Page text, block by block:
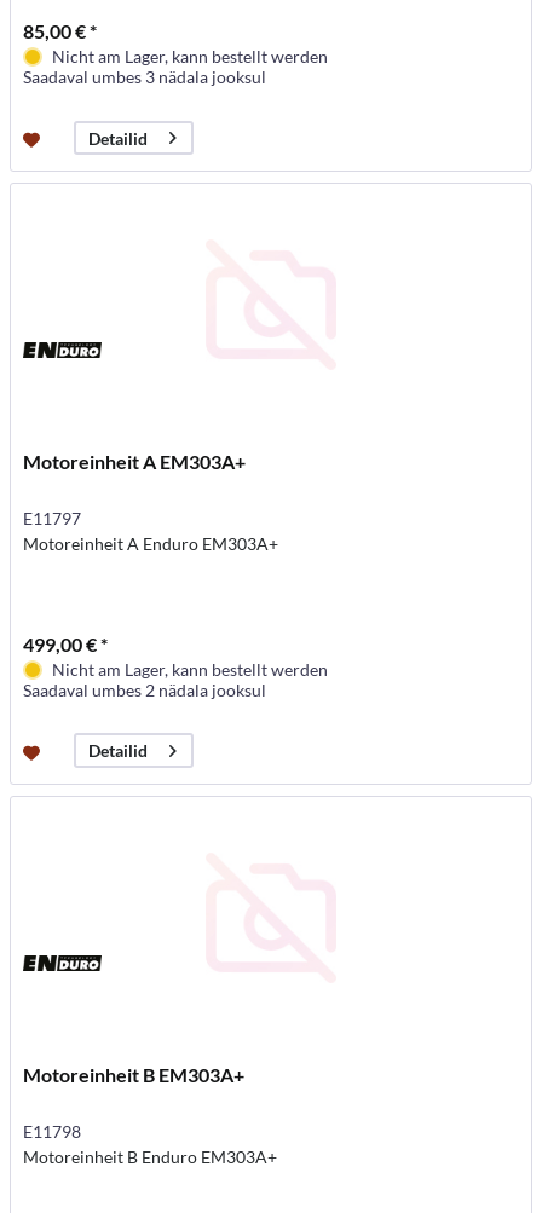
85,00 € *
Nicht am Lager, kann bestellt werden
Saadaval umbes 3 nädala jooksul
Detailid
Motoreinheit A EM303A+
E11797
Motoreinheit A Enduro EM303A+
499,00 € *
Nicht am Lager, kann bestellt werden
Saadaval umbes 2 nädala jooksul
Detailid
Motoreinheit B EM303A+
E11798
Motoreinheit B Enduro EM303A+